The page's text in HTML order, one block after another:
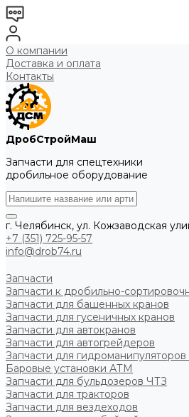
О компании
Доставка и оплата
Контакты
ДробСтройМаш
Запчасти для спецтехники
дробильное оборудование
г. Челябинск, ул. Кожзаводская
+7 (351) 725-95-57
info@drob74.ru
Запчасти
Запчасти к дробильно-
Запчасти для башенных кранов
Запчасти для гусеничных кранов
Запчасти для автокранов
Запчасти для автогрейдеров
Запчасти для
Баровые установки АТМ
Запчасти для бульдозеров ЧТЗ
Запчасти для тракторов
Запчасти для вездеходов